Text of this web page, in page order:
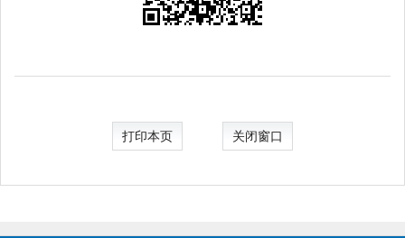
打印本页 关闭窗口